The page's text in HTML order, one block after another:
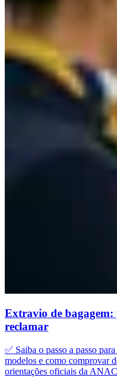
Extravio de bagagem:
reclamar
✅ Saiba o passo a passo
modelos e como comprovar
orientações oficiais da